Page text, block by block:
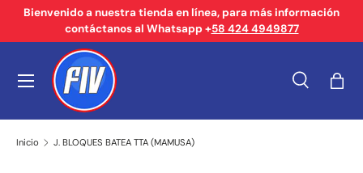
Ir al contenido
Bienvenido a nuestra tienda en línea, para más información
contáctanos al Whatsapp +58 424 4949877
Buscar
Tipo de producto
Buscar
Menú
Inicio J. BLOQUES BATEA TTA (MAMUSA)